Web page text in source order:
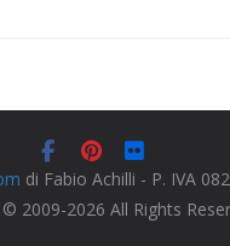
di Fabio Achilli - P. IVA
2009-2026 All Rights